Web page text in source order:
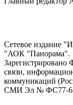
Сетевое издание
"АОК "Панорама".
Зарегистрировано
связи,
коммуникаций
СМИ Эл № ФС77-